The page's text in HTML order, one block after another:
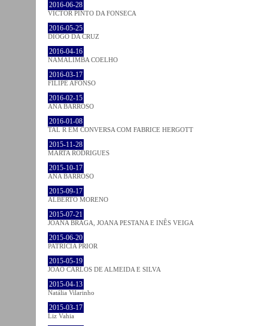
2016-06-28
VICTOR PINTO DA FONSECA
2016-05-25
DIOGO DA CRUZ
2016-04-16
NAMALIMBA COELHO
2016-03-17
FILIPE AFONSO
2016-02-15
ANA BARROSO
2016-01-08
TAL R EM CONVERSA COM FABRICE HERGOTT
2015-11-28
MARTA RODRIGUES
2015-10-17
ANA BARROSO
2015-09-17
ALBERTO MORENO
2015-07-21
JOANA BRAGA, JOANA PESTANA E INÊS VEIGA
2015-06-20
PATRÍCIA PRIOR
2015-05-19
JOÃO CARLOS DE ALMEIDA E SILVA
2015-04-13
Natália Vilarinho
2015-03-17
Liz Vahia